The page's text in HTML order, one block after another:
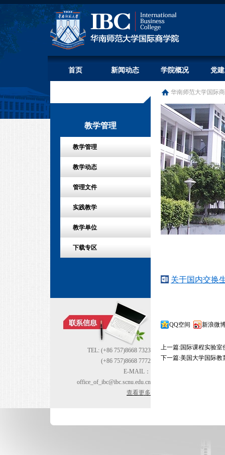
首页 新闻动态 学院概况 党
教学管理
教学管理
教学动态
管理文件
实践教学
教学单位
下载专区
TEL: (+86 757)8668 7323
(+86 757)8668 7772
E-MAIL：
office_of_ibc@ibc.scnu.edu.cn
查看更多
华南师范大学国际
关于国内交换
QQ空间 新浪微
上一篇:国际课程实验室
下一篇:美国大学国际教